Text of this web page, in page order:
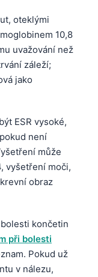
oteklými
10,8
uvažování než
záleží;
jako
ESR vysoké,
není
může
vyšetření moči,
obraz
končetin
při bolesti
Pokud už
v nálezu,